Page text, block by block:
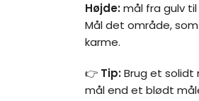
Højde:mål fra gulv
Mål det område, som
karme.
👉 Tip:Brug et
mål end et blødt